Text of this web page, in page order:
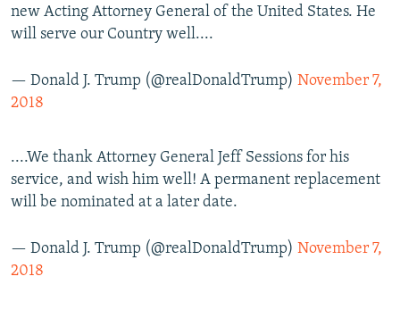
new Acting Attorney General of the United States. He
will serve our Country well....
— Donald J. Trump (@realDonaldTrump) November 7,
2018
....We thank Attorney General Jeff Sessions for his
service, and wish him well! A permanent replacement
will be nominated at a later date.
— Donald J. Trump (@realDonaldTrump) November 7,
2018